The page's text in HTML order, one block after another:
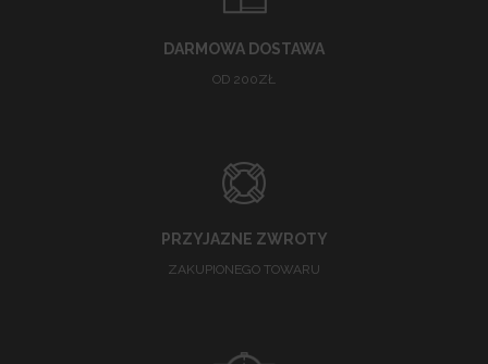
DARMOWA DOSTAWA
OD 200ZŁ
PRZYJAZNE ZWROTY
ZAKUPIONEGO TOWARU